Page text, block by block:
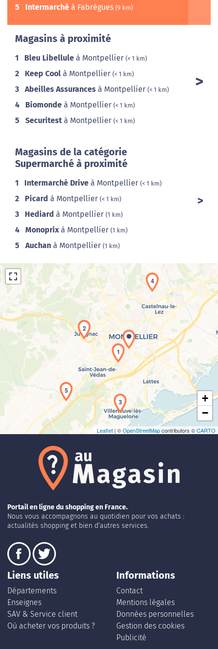
5 Intermarché à Fabrègues (9 km)
Magasins à proximité
1 Bleu Libellule à Montpellier (< 1 km)
2 Keep Cool à Montpellier (< 1 km)
3 Abeilles Assurances à Montpellier (< 1 km)
4 Biomonde à Montpellier (< 1 km)
5 Securitest à Montpellier (< 1 km)
Magasins de la catégorie
Supermarché à proximité
1 Intermarché Drive à Montpellier (< 1 km)
2 Picard à Montpellier (< 1 km)
3 Hediard à Montpellier (1 km)
4 Monoprix à Montpellier (1 km)
5 Auchan à Montpellier (1 km)
Chargement de la carte en cours...
1
2
3
4
5
+
−
Leaflet | ©OpenStreetMapcontributors ©CARTO
Portail en ligne du shopping en France.
Nous vous accompagnons au quotidien pour vos achats :
actualités shopping et bien d’autres services.
Liens utiles
Départements
Enseignes
SAV & Service client
Où acheter vos produits ?
Informations
Contact
Mentions légales
Données personnelles
Gestion des cookies
Publicité